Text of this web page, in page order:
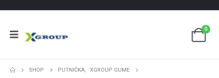
0
SHOP PUTNIČKA,
XGROUP GUME